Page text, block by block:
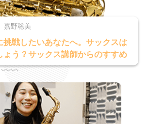
嘉野聡美
挑戦したいあなたへ。サックスは
ょう？サックス講師からのすすめ